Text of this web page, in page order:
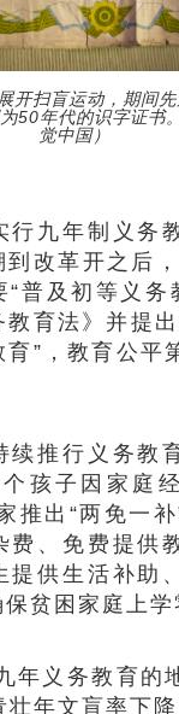
开扫盲运动，期间
50年代的识字证书
觉中国）
九年制义务
到改革开之后
“普及初等义务
育法》并提
”，教育公平
推行义务教
孩子因家庭
推出“两免一
费、免费提供
提供生活补助
贫困家庭上学
义务教育的
年文盲率下降